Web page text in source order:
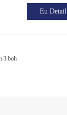
Eu Detail
3 boh